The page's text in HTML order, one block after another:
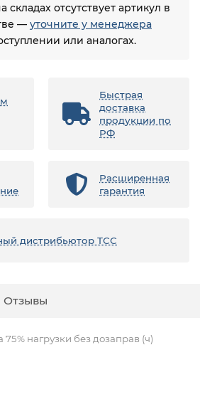
отсутствует артикул в
— уточните у менеджера
или аналогах.
Быстрая
доставка
продукции по
РФ
Расширенная
гарантия
дистрибьютор ТСС
Отзывы
нагрузки без дозаправ (ч)